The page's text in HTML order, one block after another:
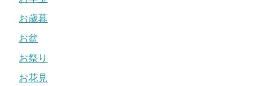
お歳暮
お盆
お祭り
お花見